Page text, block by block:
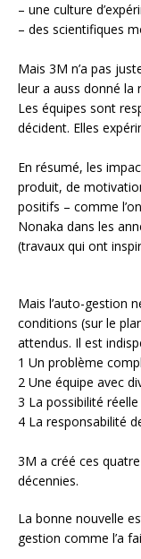
– une culture
– des scientifiques
Mais 3M n’a pas
leur a auss donné la
Les équipes sont
décident. Elles
En résumé, les
produit, de
positifs – comme
Nonaka dans les
(travaux qui ont
Mais l’auto-gestion
conditions (sur le
attendus. Il est
1 Un problème
2 Une équipe avec
3 La possibilité réelle
4 La responsabilité
3M a créé ces
décennies.
La bonne nouvelle
gestion comme l’a